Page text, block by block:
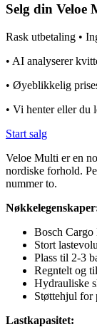
Selg din Veloe
Rask utbetaling •
• AI analyserer
• Øyeblikkelig
• Vi henter eller du
Start salg
Veloe Multi er en
nordiske forhold.
nummer to.
Bosch
Stort
Plass til 2-3
Regntelt og
Hydrauliske
Støttehjul for
Lastkapasitet: